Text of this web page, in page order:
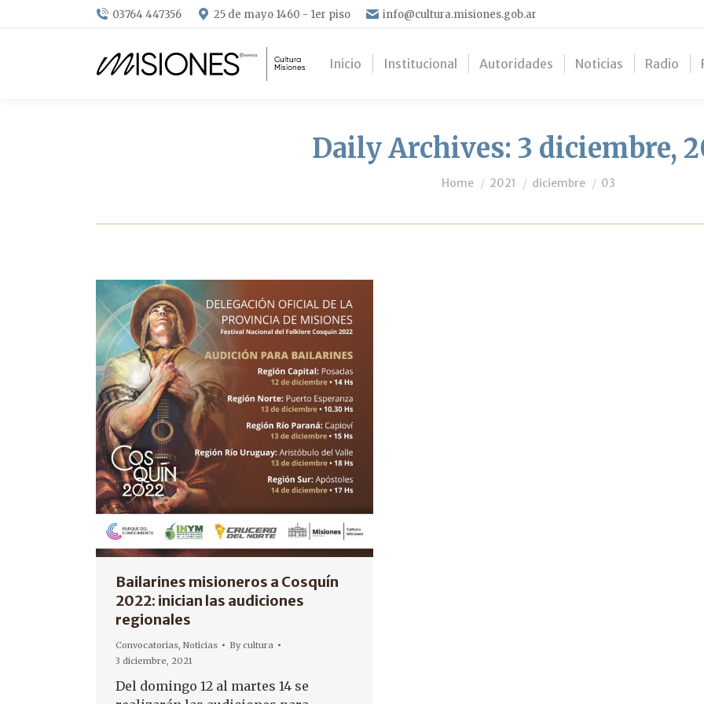
03764 447356 25 de mayo 1460 - 1er piso info@cultura.misiones.gob.ar
Inicio Institucional Autoridades Noticias Radio
Daily Archives: 3 diciembre,
You are here:
Home 2021 diciembre 03
Bailarines misioneros a Cosquín
2022: inician las audiciones
regionales
Convocatorias, Noticias Bycultura
3 diciembre, 2021
Del domingo 12 al martes 14 se